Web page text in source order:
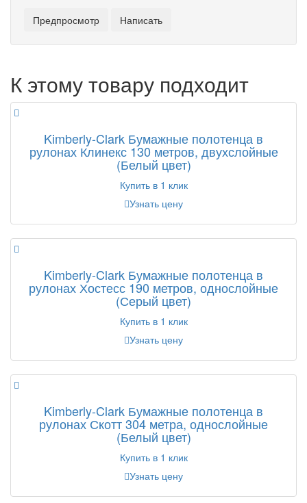
К этому товару подходит
Kimberly-Clark Бумажные полотенца в
рулонах Клинекс 130 метров, двухслойные
(Белый цвет)
Купить в 1 клик
Узнать цену
Kimberly-Clark Бумажные полотенца в
рулонах Хостесс 190 метров, однослойные
(Серый цвет)
Купить в 1 клик
Узнать цену
Kimberly-Clark Бумажные полотенца в
рулонах Скотт 304 метра, однослойные
(Белый цвет)
Купить в 1 клик
Узнать цену